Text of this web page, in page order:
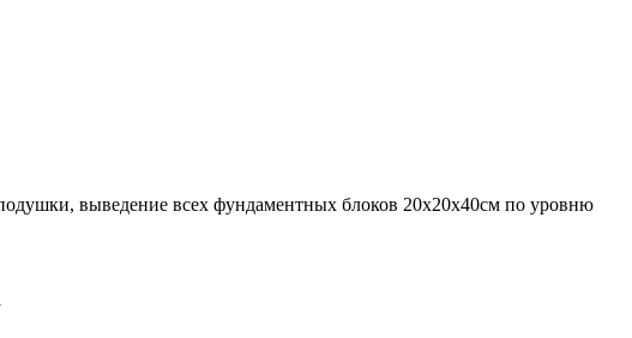
выведение всех фундаментных блоков 20х20х40см по уровню